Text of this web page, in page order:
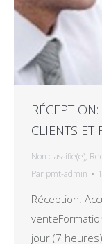
CLIENTS ET
Non classifié(e),
Par pmt-admin
Réception:
jour (7